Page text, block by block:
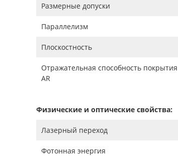
Размерные допуски
Параллелизм
Плоскостность
Отражательная способность покрытия
AR
Физические и оптические свойства:
Лазерный переход
Фотонная энергия